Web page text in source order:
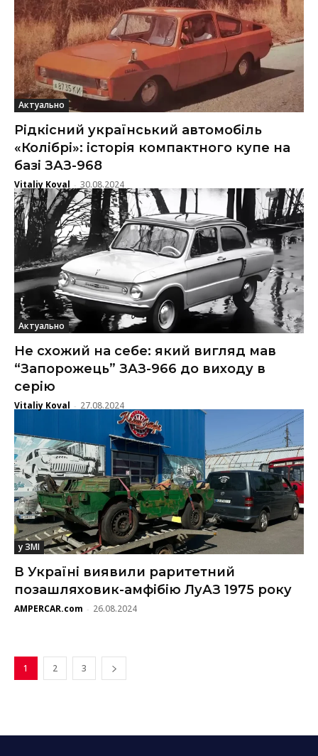
Актуально
Рідкісний український автомобіль
«Колібрі»: історія компактного купе на
базі ЗАЗ-968
Vitaliy Koval - 30.08.2024
Актуально
Не схожий на себе: який вигляд мав
“Запорожець” ЗАЗ-966 до виходу в
серію
Vitaliy Koval - 27.08.2024
у ЗМІ
В Україні виявили раритетний
позашляховик-амфібію ЛуАЗ 1975 року
AMPERCAR.com - 26.08.2024
1 2 3